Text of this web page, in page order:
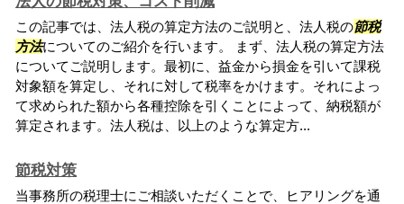
この記事では、法人税の算定方法のご説明と、法人税の節税
方法についてのご紹介を行います。 まず、法人税の算定方法
についてご説明します。最初に、益金から損金を引いて課税
対象額を算定し、それに対して税率をかけます。それによっ
て求められた額から各種控除を引くことによって、納税額が
算定されます。法人税は、以上のような算定方...
節税対策
当事務所の税理士にご相談いただくことで、ヒアリングを通